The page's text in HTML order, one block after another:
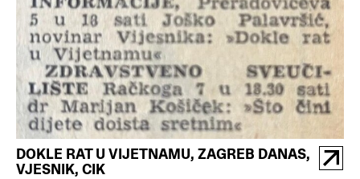
DOKLE RAT U VIJETNAMU, ZAGREB DANAS,
VJESNIK, CIK